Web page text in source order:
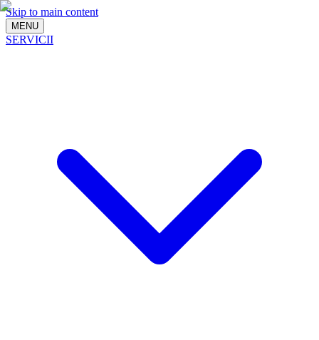
Skip to main content
MENU
SERVICII